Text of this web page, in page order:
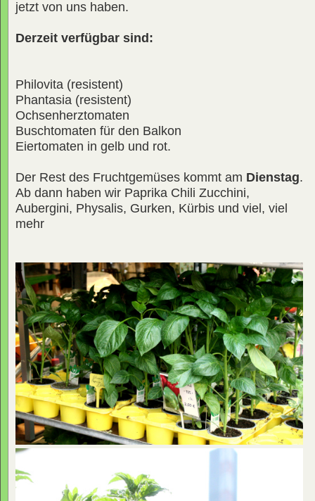
jetzt von uns haben.
Derzeit verfügbar sind:
Philovita (resistent)
Phantasia (resistent)
Ochsenherztomaten
Buschtomaten für den Balkon
Eiertomaten in gelb und rot.
Der Rest des Fruchtgemüses kommt am Dienstag.
Ab dann haben wir Paprika Chili Zucchini,
Aubergini, Physalis, Gurken, Kürbis und viel, viel
mehr